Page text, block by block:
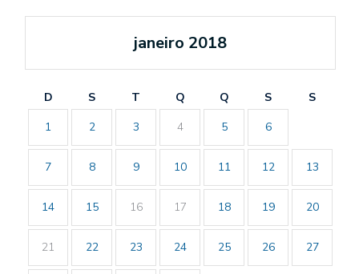
janeiro 2018
D S T Q Q S
S
1
2 3 4 5 6
7 8 9 10 11 12 13
14 15 16 17 18 19 20
21 22 23 24 25 26 27